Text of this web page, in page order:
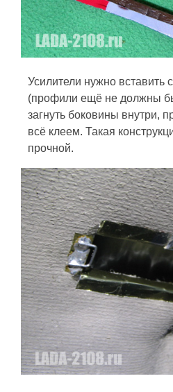
Усилители нужно вставить
(профили ещё не должны
загнуть боковины внутри,
всё клеем. Такая
прочной.